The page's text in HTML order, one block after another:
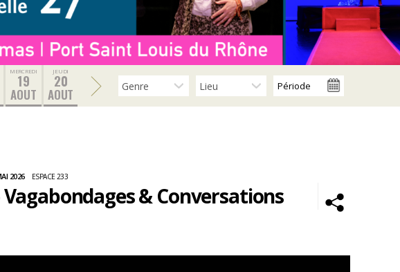
MERCREDI
19
AOUT
JEUDI
20
AOUT
& Conversations
2026 ESPACE 233